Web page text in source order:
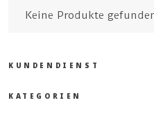
Keine Produkte
KUNDENDIENST
KATEGORIEN